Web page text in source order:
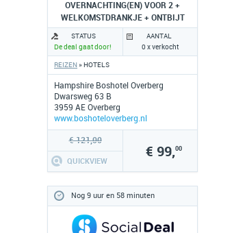
OVERNACHTING(EN) VOOR 2 +
WELKOMSTDRANKJE + ONTBIJT
Hampshire Boshotel Overberg
Dwarsweg 63 B
3959 AE Overberg
www.boshoteloverberg.nl
REIZEN» HOTELS
STATUS
De deal gaat door!
AANTAL
0 x verkocht
€ 121,00
QUICKVIEW
€ 99,00
Nog 9 uur en 58 minuten